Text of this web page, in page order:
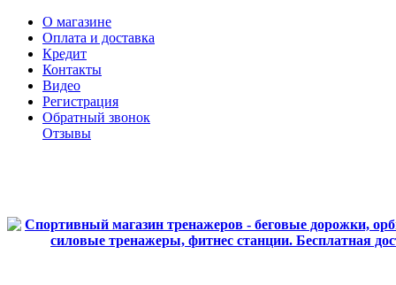
О магазине
Оплата и доставка
Кредит
Контакты
Видео
Регистрация
Обратный звонок
Отзывы